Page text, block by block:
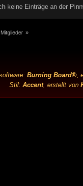
keine Einträge an der
Mitglieder »
Burning Board®,
Stil: Accent, erstellt von